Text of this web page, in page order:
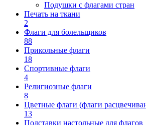
Подушки с флагами стран
Печать на ткани
2
Флаги для болельщиков
88
Прикольные флаги
18
Спортивные флаги
4
Религиозные флаги
8
Цветные флаги (флаги
13
Подставки настольные для флагов